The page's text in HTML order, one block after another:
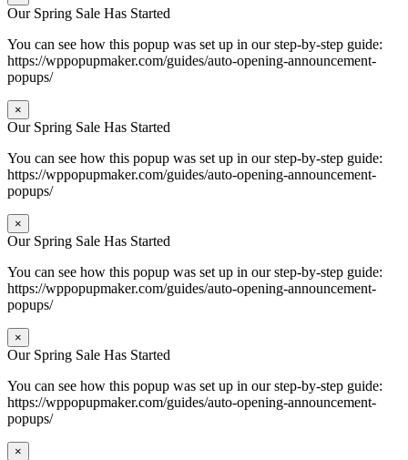
Our Spring Sale Has Started
You can see how this popup was set up in our step-by-step guide:
https://wppopupmaker.com/guides/auto-opening-announcement-
popups/
×
Our Spring Sale Has Started
You can see how this popup was set up in our step-by-step guide:
https://wppopupmaker.com/guides/auto-opening-announcement-
popups/
×
Our Spring Sale Has Started
You can see how this popup was set up in our step-by-step guide:
https://wppopupmaker.com/guides/auto-opening-announcement-
popups/
×
Our Spring Sale Has Started
You can see how this popup was set up in our step-by-step guide:
https://wppopupmaker.com/guides/auto-opening-announcement-
popups/
×